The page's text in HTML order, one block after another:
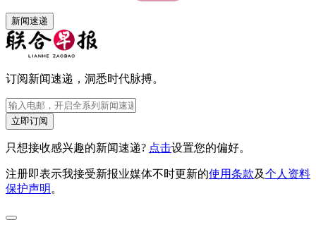
新闻速递
订阅新闻速递，洞悉时代脉搏。
立即订阅
只想接收感兴趣的新闻速递? 点击设置您的偏好。
注册即表示我接受新报业媒体不时更新的使用条款及个人资料
保护声明。